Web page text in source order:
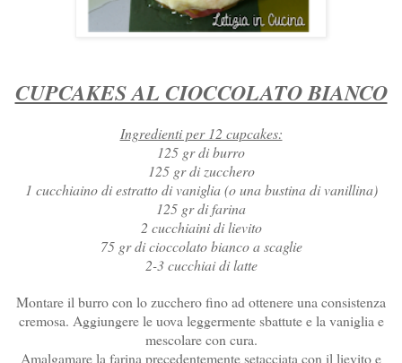
CUPCAKES AL CIOCCOLATO BIANCO
Ingredienti per 12 cupcakes:
125 gr di burro
125 gr di zucchero
1 cucchiaino di estratto di vaniglia (o una bustina di vanillina)
125 gr di farina
2 cucchiaini di lievito
75 gr di cioccolato bianco a scaglie
2-3 cucchiai di latte
Montare il burro con lo zucchero fino ad ottenere una consistenza
cremosa. Aggiungere le uova leggermente sbattute e la vaniglia e
mescolare con cura.
Amalgamare la farina precedentemente setacciata con il lievito e